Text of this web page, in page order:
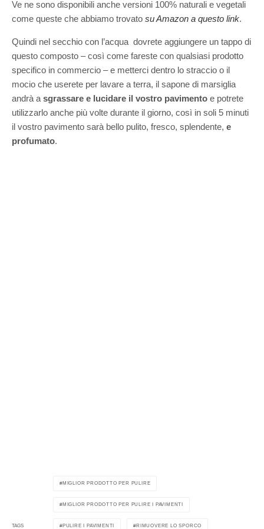
Ve ne sono disponibili anche versioni 100% naturali e vegetali
come queste che abbiamo trovato su Amazon a questo link.
Quindi nel secchio con l’acqua dovrete aggiungere un tappo di
questo composto – così come fareste con qualsiasi prodotto
specifico in commercio – e metterci dentro lo straccio o il
mocio che userete per lavare a terra, il sapone di marsiglia
andrà a sgrassare e lucidare il vostro pavimento e potrete
utilizzarlo anche più volte durante il giorno, così in soli 5 minuti
il vostro pavimento sarà bello pulito, fresco, splendente, e
profumato.
TAGS
MIGLIOR PRODOTTO PER PULIRE
MIGLIOR PRODOTTO PER PULIRE I PAVIMENTI
PULIRE I PAVIMENTI RIMUOVERE LO SPORCO